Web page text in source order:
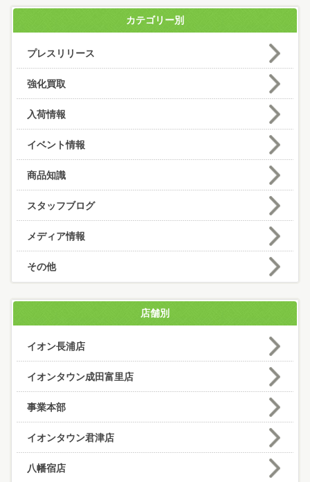
カテゴリー別
プレスリリース
強化買取
入荷情報
イベント情報
商品知識
スタッフブログ
メディア情報
その他
店舗別
イオン長浦店
イオンタウン成田富里店
事業本部
イオンタウン君津店
八幡宿店